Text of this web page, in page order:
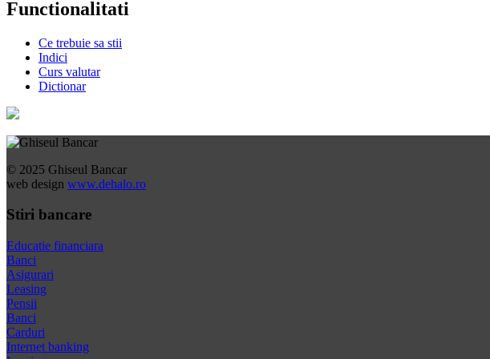
Functionalitati
Ce trebuie sa stii
Indici
Curs valutar
Dictionar
© 2025 Ghiseul Bancar
web design www.dehalo.ro
Stiri bancare
Educatie financiara
Banci
Asigurari
Leasing
Pensii
Banci
Carduri
Internet banking